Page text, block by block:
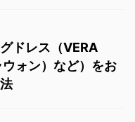
ドレス（VERA
ォン）など）をお